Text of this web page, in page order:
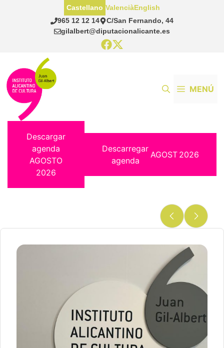
965 12 12 14
C/San Fernando, 44
gilalbert@diputacionalicante.es
Castellano ValenciàEnglish
MENÚ
Descargar
agenda
AGOSTO
2026
Descarregar
agenda
AGOST 2026